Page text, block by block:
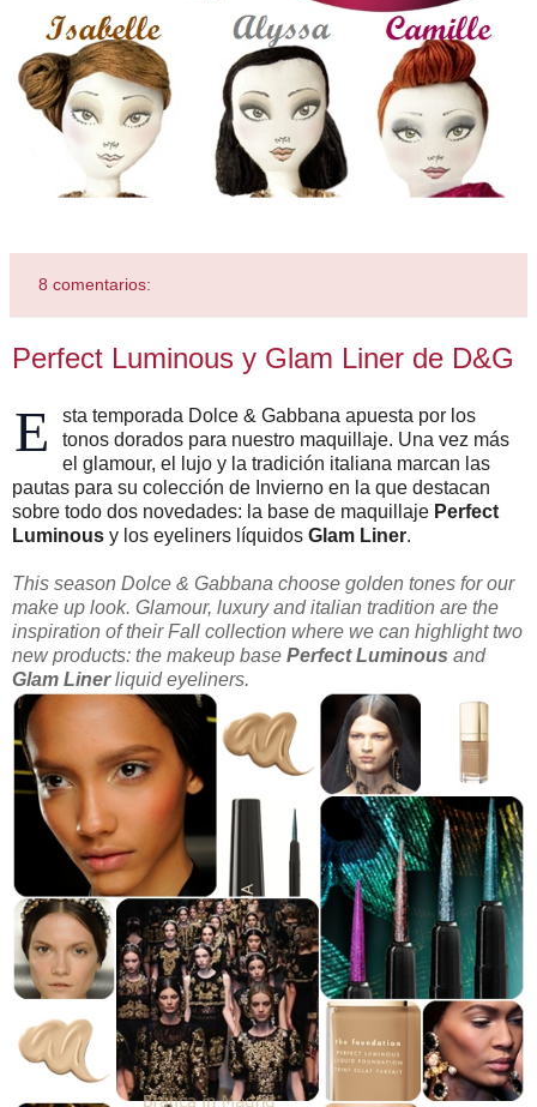
8 comentarios:
Perfect Luminous y Glam Liner de D&G
E
sta temporada Dolce & Gabbana apuesta por los
tonos dorados para nuestro maquillaje. Una vez más
el glamour, el lujo y la tradición italiana marcan las
pautas para su colección de Invierno en la que destacan
sobre todo dos novedades: la base de maquillaje Perfect
Luminous y los eyeliners líquidos Glam Liner.
This season Dolce & Gabbana choose golden tones for our
make up look. Glamour, luxury and italian tradition are the
inspiration of their Fall collection where we can highlight two
new products: the makeup base Perfect Luminous and
Glam Linerliquid eyeliners.